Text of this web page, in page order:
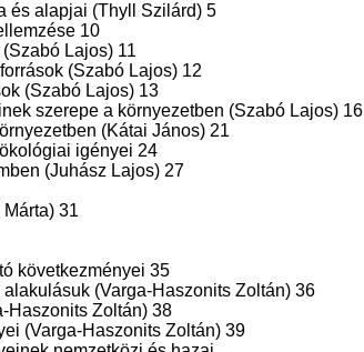
és alapjai (Thyll Szilárd) 5
10
Lajos) 11
(Szabó Lajos) 12
(Szabó Lajos) 13
szerepe a környezetben (Szabó Lajos) 16
(Kátai János) 21
igényei 24
(Juhász Lajos) 27
31
következményei 35
(Varga-Haszonits Zoltán) 36
Haszonits Zoltán) 38
(Varga-Haszonits Zoltán) 39